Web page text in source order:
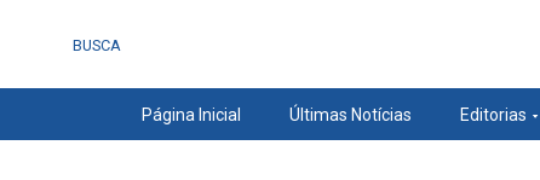
BUSCA
Página Inicial Últimas Notícias Editorias